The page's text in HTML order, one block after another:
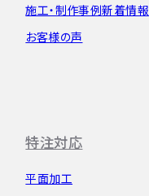
施工・制作事例
お客様の声
新着情報
特注対応
平面加工